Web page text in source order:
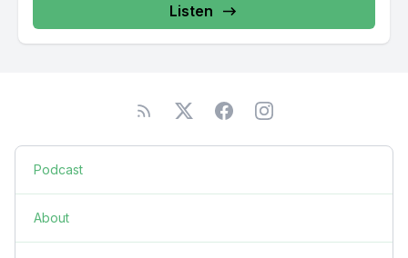
Listen
Podcast
About